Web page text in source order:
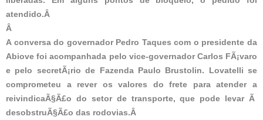
atendido.Â
Â
A conversa do governador Pedro Taques com o presidente da
Abiove foi acompanhada pelo vice-governador Carlos FÃ¡varo
e pelo secretÃ¡rio de Fazenda Paulo Brustolin. Lovatelli se
comprometeu a rever os valores do frete para atender a
reivindicaÃ§Ã£o do setor de transporte, que pode levar Ã
desobstruÃ§Ã£o das rodovias.Â